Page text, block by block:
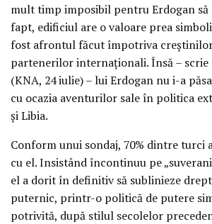
mult timp imposibil pentru Erdogan să
fapt, edificiul are o valoare prea
fost afrontul făcut împotriva
partenerilor internaționali. Însă – scrie
(KNA, 24 iulie) – lui Erdogan nu i-a
cu ocazia aventurilor sale în politica
și Libia.
Conform unui sondaj, 70% dintre turci
cu el. Insistând încontinuu pe
el a dorit în definitiv să sublinieze
puternic, printr-o politică de putere
potrivită, după stilul secolelor